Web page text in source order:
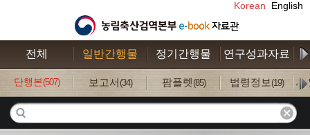
Korean English
전체 일반간행물 정기간행물 연구성과자료
단행본(507) 보고서 (34) 팜플렛 (85) 법령정보(19) 사